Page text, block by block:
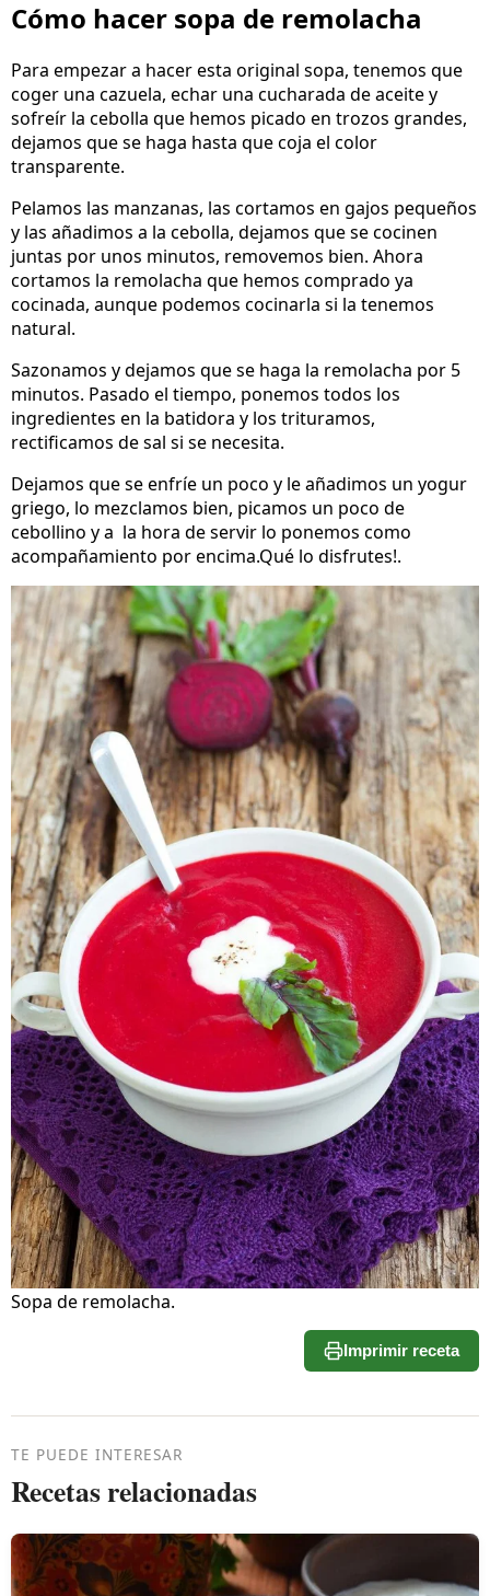
Cómo hacer sopa de remolacha
Para empezar a hacer esta original sopa, tenemos que
coger una cazuela, echar una cucharada de aceite y
sofreír la cebolla que hemos picado en trozos grandes,
dejamos que se haga hasta que coja el color
transparente.
Pelamos las manzanas, las cortamos en gajos pequeños
y las añadimos a la cebolla, dejamos que se cocinen
juntas por unos minutos, removemos bien. Ahora
cortamos la remolacha que hemos comprado ya
cocinada, aunque podemos cocinarla si la tenemos
natural.
Sazonamos y dejamos que se haga la remolacha por 5
minutos. Pasado el tiempo, ponemos todos los
ingredientes en la batidora y los trituramos,
rectificamos de sal si se necesita.
Dejamos que se enfríe un poco y le añadimos un yogur
griego, lo mezclamos bien, picamos un poco de
cebollino y a la hora de servir lo ponemos como
acompañamiento por encima.Qué lo disfrutes!.
Sopa de remolacha.
Imprimir receta
TE PUEDE INTERESAR
Recetas relacionadas